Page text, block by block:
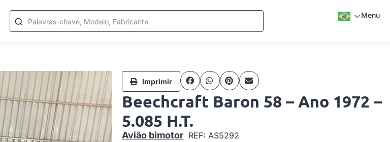
Palavras-chave, Modelo, Fabricante
Menu
Imprimir
Beechcraft Baron 58 – Ano 1972 –
5.085 H.T.
Avião bimotor REF: AS5292